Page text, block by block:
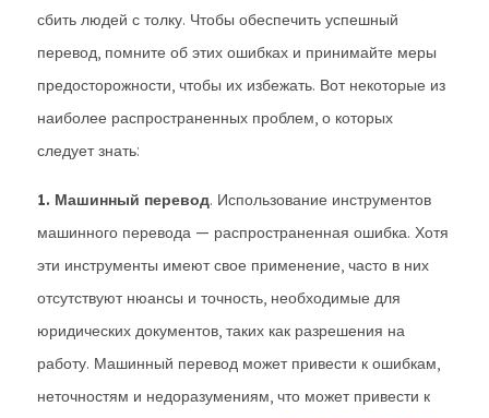
сбить людей с толку. Чтобы обеспечить успешный
перевод, помните об этих ошибках и принимайте меры
предосторожности, чтобы их избежать. Вот некоторые из
наиболее распространенных проблем, о которых
следует знать:
1. Машинный перевод. Использование инструментов
машинного перевода — распространенная ошибка. Хотя
эти инструменты имеют свое применение, часто в них
отсутствуют нюансы и точность, необходимые для
юридических документов, таких как разрешения на
работу. Машинный перевод может привести к ошибкам,
неточностям и недоразумениям, что может привести к